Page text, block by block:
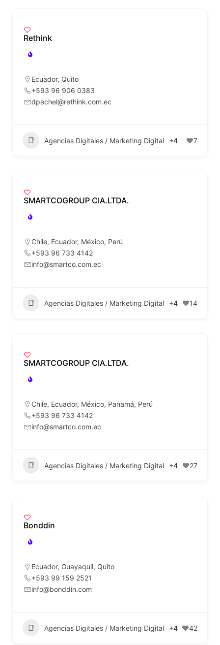
Rethink
Ecuador, Quito
+593 96 906 0383
dpachel@rethink.com.ec
Agencias Digitales / Marketing Digital +4 7
SMARTCOGROUP CIA.LTDA.
Chile, Ecuador, México, Perú
+593 96 733 4142
info@smartco.com.ec
Agencias Digitales / Marketing Digital +4 14
SMARTCOGROUP CIA.LTDA.
Chile, Ecuador, México, Panamá, Perú
+593 96 733 4142
info@smartco.com.ec
Agencias Digitales / Marketing Digital +4 27
Bonddin
Ecuador, Guayaquil, Quito
+593 99 159 2521
info@bonddin.com
Agencias Digitales / Marketing Digital +4 42